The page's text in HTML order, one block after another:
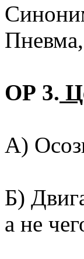
ОР 3.
А)
Б)
а не